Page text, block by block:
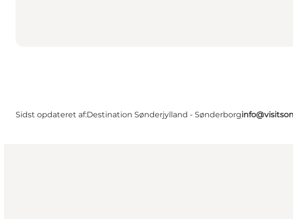
Sidst opdateret af:Destination Sønderjylland - Sønderborg